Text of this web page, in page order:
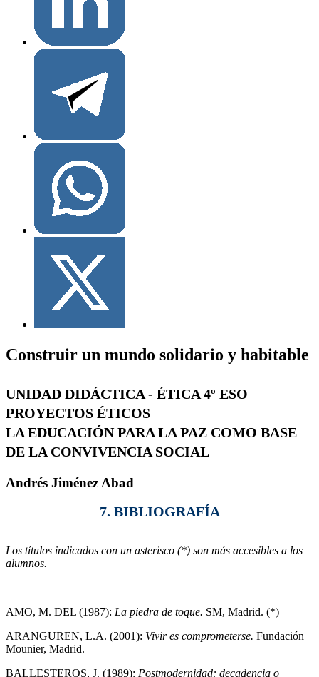
Construir un mundo solidario y habitable
UNIDAD DIDÁCTICA - ÉTICA 4º ESO
PROYECTOS ÉTICOS
LA EDUCACIÓN PARA LA PAZ COMO BASE
DE LA CONVIVENCIA SOCIAL
Andrés Jiménez Abad
7. BIBLIOGRAFÍA
Los títulos indicados con un asterisco (*) son más accesibles a los
alumnos.
AMO, M. DEL (1987): La piedra de toque. SM, Madrid. (*)
ARANGUREN, L.A. (2001): Vivir es comprometerse. Fundación
Mounier, Madrid.
BALLESTEROS, J. (1989): Postmodernidad: decadencia o